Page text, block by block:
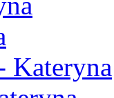
Kateryna